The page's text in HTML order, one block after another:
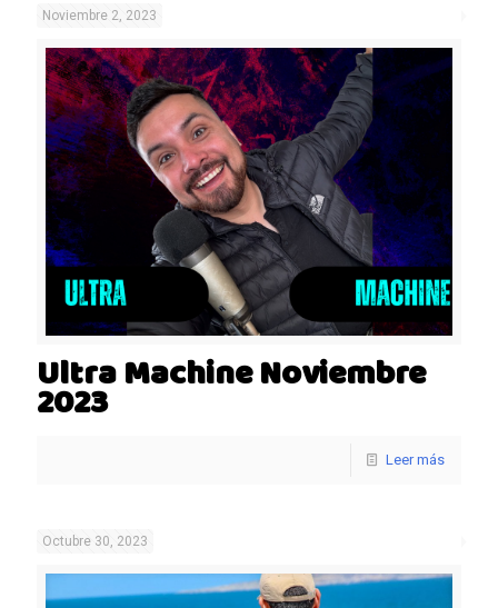
Noviembre 2, 2023
Ultra Machine Noviembre
2023
Leer más
Octubre 30, 2023